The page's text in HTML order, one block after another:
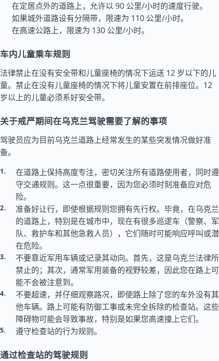
在定居点外的道路上，允许以 90 公里/小时的速度行驶。
如果城外道路设有分隔带，限速为 110 公里/小时。
在高速公路上，限速为 130 公里/小时。
车内儿童乘车规则
法律禁止在没有安全带和儿童座椅的情况下运送 12 岁以下的儿
童。禁止在没有儿童座椅的情况下将儿童安置在前排座位。12
岁以上的儿童必须系好安全带。
关于戒严期间在乌克兰驾驶需要了解的事项
驾驶员应为目前乌克兰道路上经常发生的某些突发情况做好准
备。
在道路上保持高度专注，密切关注所有道路使用者，同时遵
守交通规则。这一点很重要，因为您必须时刻准备应对危
险。
准备好让行，即使根据规则您拥有先行权。毕竟，在乌克兰
的道路上，特别是在城市中，现在有很多巡逻车（警察、军
队、救护车和其他急救人员），它们随时可能响应呼叫或潜
在危险。
不要靠近军用车辆或记录其动向。首先，这是乌克兰法律所
禁止的；其次，通常军用装备的视野较差，因此您在路上可
能不会被注意到。
不要超速，并仔细观察路况，即使路上除了您的车外没有其
他车辆。路上可能有防御工事或未完全拆除的检查站。这些
障碍物可能会导致事故，特别是如果您高速撞上它们。
遵守检查站的行为规则。
通过检查站的驾驶规则